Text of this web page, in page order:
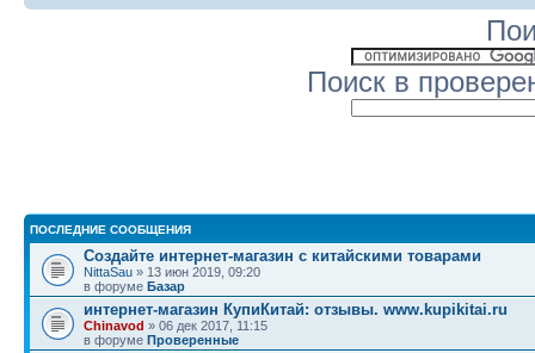
Поиск в
ПОСЛЕДНИЕ СООБЩЕНИЯ
Создайте интернет-магазин с китайскими товарами
NittaSau » 13 июн 2019, 09:20
в форуме Базар
интернет-магазин КупиКитай: отзывы. www.kupikitai.ru
Chinavod » 06 дек 2017, 11:15
в форуме Проверенные